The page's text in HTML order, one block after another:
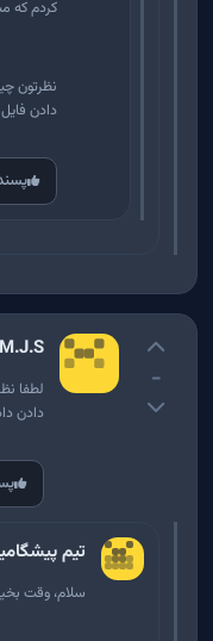
کردم که
نظرتون
دادن
-
M.J.S
دادن
تیم
سلام، وقت